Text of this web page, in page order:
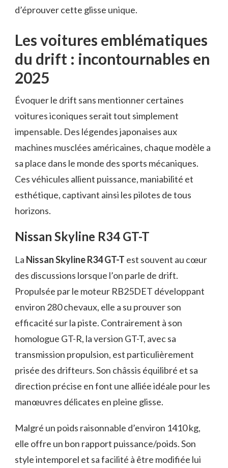
d’éprouver cette glisse unique.
Les voitures emblématiques
du drift : incontournables en
2025
Évoquer le drift sans mentionner certaines
voitures iconiques serait tout simplement
impensable. Des légendes japonaises aux
machines musclées américaines, chaque modèle a
sa place dans le monde des sports mécaniques.
Ces véhicules allient puissance, maniabilité et
esthétique, captivant ainsi les pilotes de tous
horizons.
Nissan Skyline R34 GT-T
La Nissan Skyline R34 GT-T est souvent au cœur
des discussions lorsque l’on parle de drift.
Propulsée par le moteur RB25DET développant
environ 280 chevaux, elle a su prouver son
efficacité sur la piste. Contrairement à son
homologue GT-R, la version GT-T, avec sa
transmission propulsion, est particulièrement
prisée des drifteurs. Son châssis équilibré et sa
direction précise en font une alliée idéale pour les
manœuvres délicates en pleine glisse.
Malgré un poids raisonnable d’environ 1410 kg,
elle offre un bon rapport puissance/poids. Son
style intemporel et sa facilité à être modifiée lui